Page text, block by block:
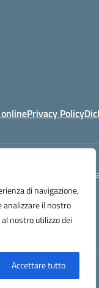
di navigazione,
il nostro
nostro utilizzo dei
Accettare tutto
Privacy Policy